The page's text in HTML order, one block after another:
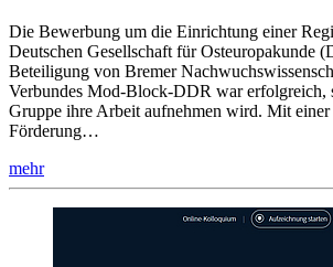
Die Bewerbung um die Einrichtung einer
Deutschen Gesellschaft für Osteuropakunde
Beteiligung von Bremer
Verbundes Mod-Block-DDR war erfolgreich,
Gruppe ihre Arbeit aufnehmen wird. Mit
Förderung…
mehr